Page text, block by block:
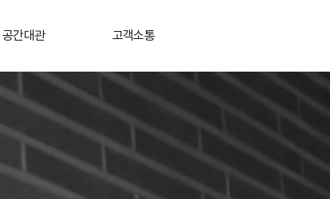
공간대관 고객소통